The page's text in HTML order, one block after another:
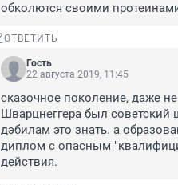
обколются своими
ОТВЕТИТЬ
Гость
22 августа 2019, 11:45
сказочное поколение, даже
Шварцнеггера был
дэбилам это знать. а
диплом с опасным
действия.